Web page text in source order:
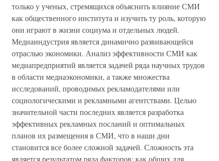
только у ученых, стремящихся объяснить влияние СМИ
как общественного института и изучить ту роль, которую
они играют в жизни социума и отдельных людей.
Медиаиндустрия является динамично развивающейся
отраслью экономики. Анализ эффективности СМИ как
медиапредприятий является задачей ряда научных трудов
в области медиаэкономики, а также множества
исследований, проводимых рекламодателями или
социологическими и рекламными агентствами. Целью
значительной части последних является разработка
эффективных рекламных посланий и оптимальных
планов их размещения в СМИ, что в наши дни
становится все более сложной задачей. Сложность эта
является результатом ряда факторов: как общих для